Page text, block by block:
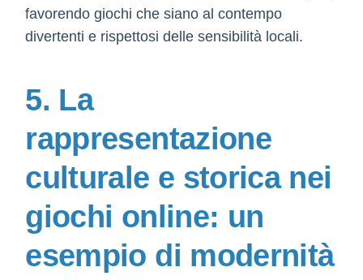
favorendo giochi che siano al contempo
divertenti e rispettosi delle sensibilità locali.
5. La
rappresentazione
culturale e storica nei
giochi online: un
esempio di modernità